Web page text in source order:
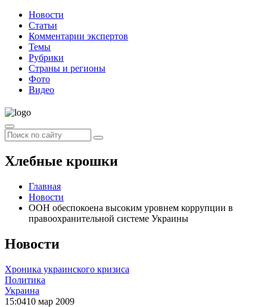
Новости
Статьи
Комментарии экспертов
Темы
Рубрики
Страны и регионы
Фото
Видео
Хлебные крошки
Главная
Новости
ООН обеспокоена высоким уровнем коррупции в
правоохранительной системе Украины
Новости
Хроника украинского кризиса
Политика
Украина
15:0410 мар 2009